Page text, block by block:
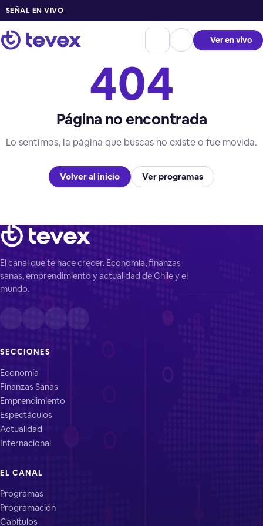
SEÑAL EN VIVO
Ver en vivo
404
Página no encontrada
Lo sentimos, la página que buscas no existe o fue movida.
Volver al inicio Ver programas
El canal que te hace crecer. Economía, finanzas
sanas, emprendimiento y actualidad de Chile y el
mundo.
SECCIONES
Economía
Finanzas Sanas
Emprendimiento
Espectáculos
Actualidad
Internacional
EL CANAL
Programas
Programación
Capítulos